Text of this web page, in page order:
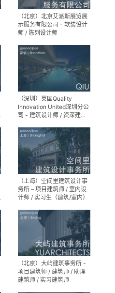
（北京）北京艾派斯展览展
示服务有限公司 - 软装设计
师 / 陈列设计师
（深圳）英国Quality
Innovation United深圳分公
司 - 建筑设计师 / 资深建筑
实习生
（上海）空间里建筑设计事
务所 – 项目建筑师 / 室内设
计师 / 实习生（建筑/室内）
（北京）大屿建筑事务所 -
项目建筑师 / 建筑师 / 助理
建筑师 / 实习建筑师